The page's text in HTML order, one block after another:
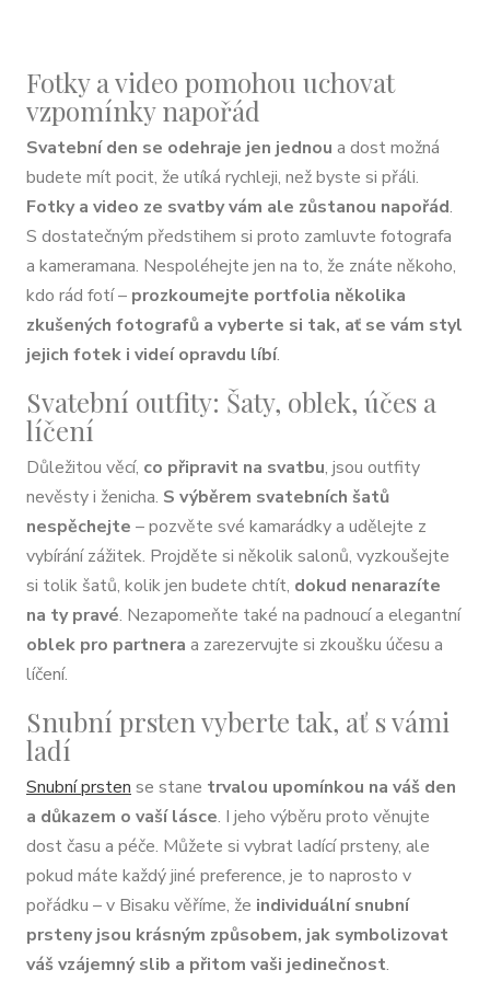
Fotky a video pomohou uchovat
vzpomínky napořád
Svatební den se odehraje jen jednou a dost možná
budete mít pocit, že utíká rychleji, než byste si přáli.
Fotky a video ze svatby vám ale zůstanou napořád.
S dostatečným předstihem si proto zamluvte fotografa
a kameramana. Nespoléhejte jen na to, že znáte někoho,
kdo rád fotí – prozkoumejte portfolia několika
zkušených fotografů a vyberte si tak, ať se vám styl
jejich fotek i videí opravdu líbí.
Svatební outfity: Šaty, oblek, účes a
líčení
Důležitou věcí, co připravit na svatbu, jsou outfity
nevěsty i ženicha. S výběrem svatebních šatů
nespěchejte – pozvěte své kamarádky a udělejte z
vybírání zážitek. Projděte si několik salonů, vyzkoušejte
si tolik šatů, kolik jen budete chtít, dokud nenarazíte
na ty pravé. Nezapomeňte také na padnoucí a elegantní
oblek pro partnera a zarezervujte si zkoušku účesu a
líčení.
Snubní prsten vyberte tak, ať s vámi
ladí
Snubní prsten se stane trvalou upomínkou na váš den
a důkazem o vaší lásce. I jeho výběru proto věnujte
dost času a péče. Můžete si vybrat ladící prsteny, ale
pokud máte každý jiné preference, je to naprosto v
pořádku – v Bisaku věříme, že individuální snubní
prsteny jsou krásným způsobem, jak symbolizovat
váš vzájemný slib a přitom vaši jedinečnost.